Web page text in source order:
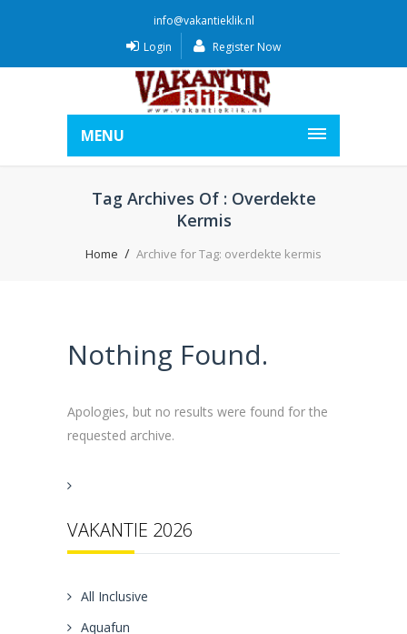
info@vakantieklik.nl
Login
Register Now
MENU
Tag Archives Of : Overdekte
Kermis
Home Archive for Tag: overdekte kermis
Nothing Found.
Apologies, but no results were found for the
requested archive.
VAKANTIE 2026
All Inclusive
Aquafun